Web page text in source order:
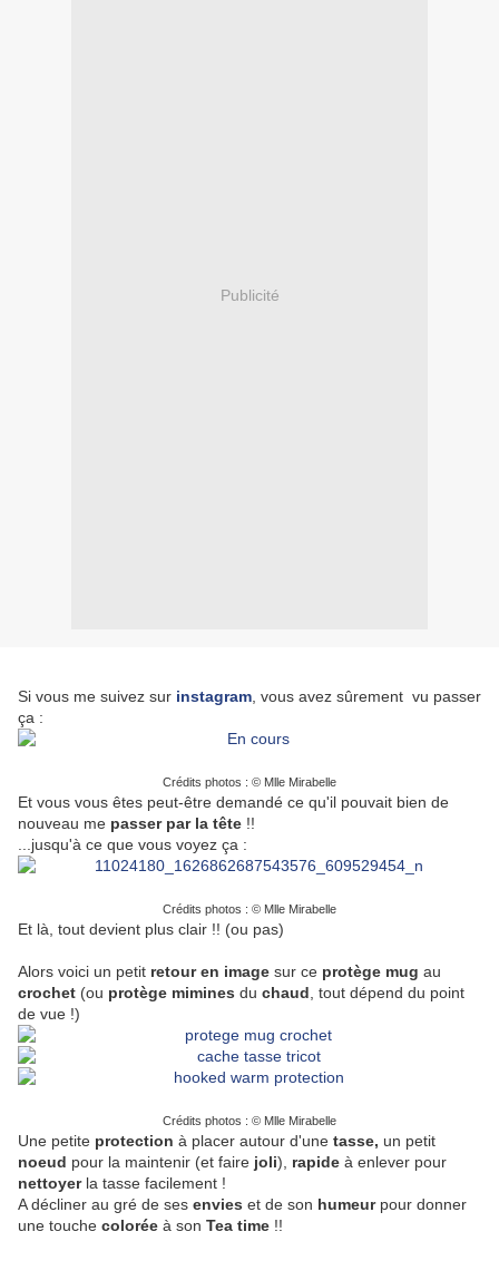
Publicité
Si vous me suivez sur instagram , vous avez sûrement vu passer
ça :
Crédits photos : © Mlle Mirabelle
Et vous vous êtes peut-être demandé ce qu'il pouvait bien de
nouveau me passer par la tête !!
...jusqu'à ce que vous voyez ça :
Crédits photos : © Mlle Mirabelle
Et là, tout devient plus clair !! (ou pas)
Alors voici un petit retour en image sur ce protège mug au
crochet (ou protège mimines du chaud , tout dépend du point
de vue !)
Crédits photos : © Mlle Mirabelle
Une petite protection à placer autour d'une tasse, un petit
noeud pour la maintenir (et faire joli), rapide à enlever pour
nettoyerla tasse facilement !
A décliner au gré de ses envies et de son humeurpour donner
une touche colorée à son Tea time !!